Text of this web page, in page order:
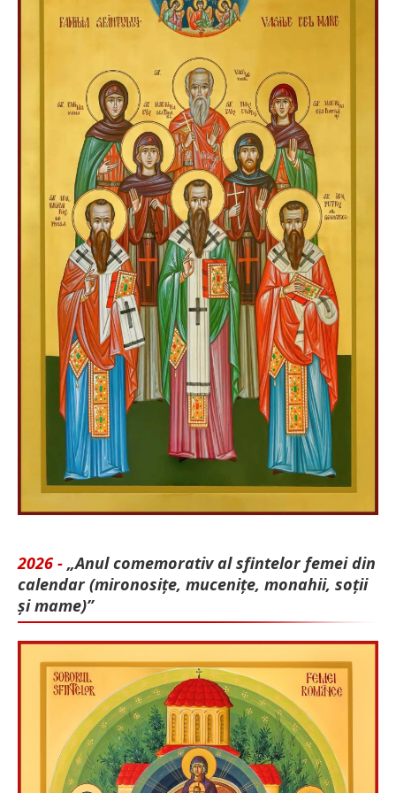
2026 - „Anul comemorativ al sfintelor femei din
calendar (mironosițe, mu­cenițe, monahii, soții
și mame)”